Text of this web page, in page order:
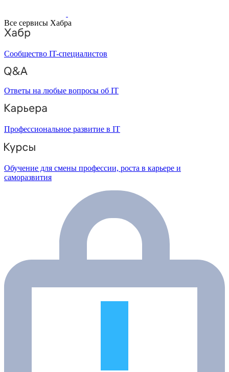
Все сервисы Хабра
Сообщество IT-специалистов
Ответы на любые вопросы об IT
Профессиональное развитие в IT
Обучение для смены профессии, роста в карьере и
саморазвития